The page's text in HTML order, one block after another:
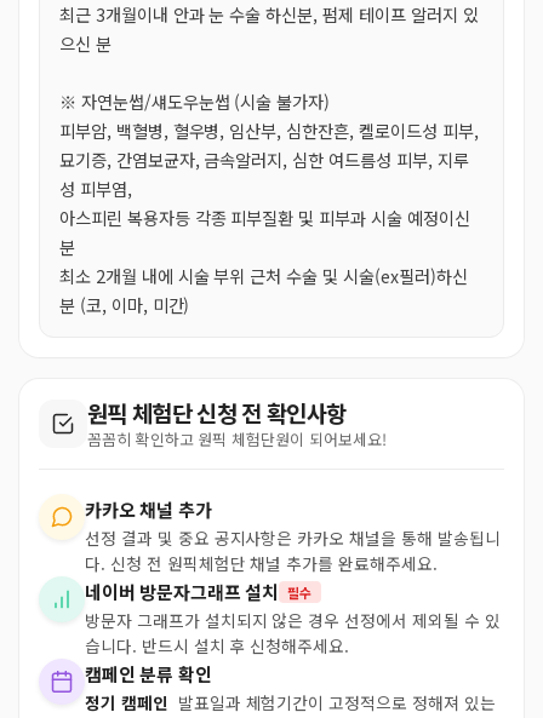
최근 3개월이내 안과 눈 수술 하신분, 펌제 테이프 알러지 있
으신 분
※ 자연눈썹/섀도우눈썹 (시술 불가자)
피부암, 백혈병, 혈우병, 임산부, 심한잔흔, 켈로이드성 피부,
묘기증, 간염보균자, 금속알러지, 심한 여드름성 피부, 지루
성 피부염,
아스피린 복용자등 각종 피부질환 및 피부과 시술 예정이신
분
최소 2개월 내에 시술 부위 근처 수술 및 시술(ex필러)하신
분 (코, 이마, 미간)
원픽 체험단 신청 전 확인사항
꼼꼼히 확인하고 원픽 체험단원이 되어보세요!
카카오 채널 추가
선정 결과 및 중요 공지사항은 카카오 채널을 통해 발송됩니
다. 신청 전 원픽체험단 채널 추가를 완료해주세요.
네이버 방문자그래프 설치 필수
방문자 그래프가 설치되지 않은 경우 선정에서 제외될 수 있
습니다. 반드시 설치 후 신청해주세요.
캠페인 분류 확인
정기 캠페인 발표일과 체험기간이 고정적으로 정해져 있는